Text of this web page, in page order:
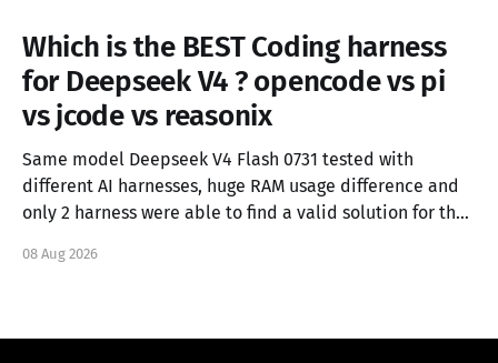
Which is the BEST Coding harness
for Deepseek V4 ? opencode vs pi
vs jcode vs reasonix
Same model Deepseek V4 Flash 0731 tested with
different AI harnesses, huge RAM usage difference and
only 2 harness were able to find a valid solution for the
08 Aug 2026